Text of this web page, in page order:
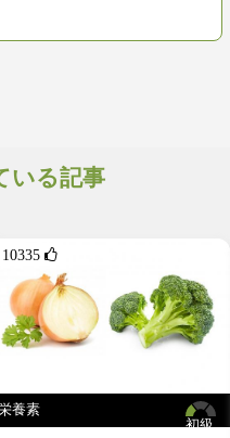
いる記事
10335 
初級
養素